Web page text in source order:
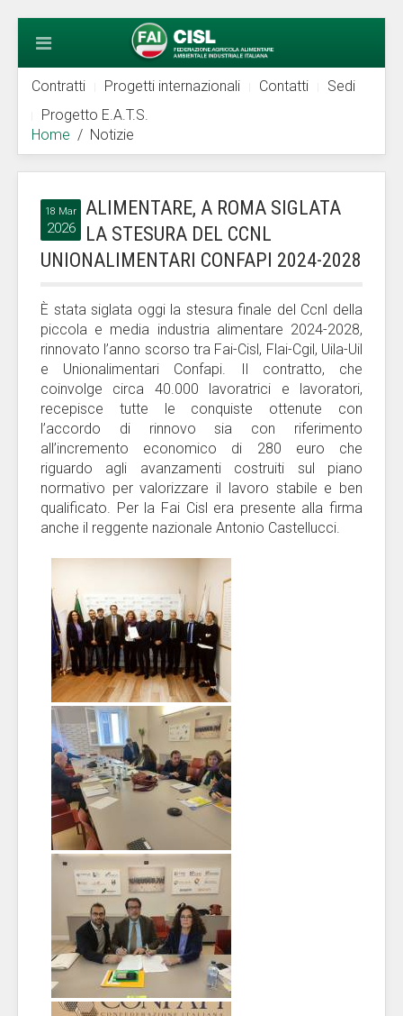
Contratti Progetti internazionali Contatti
Sedi
Progetto E.A.T.S.
Home
Notizie
18 Mar
2026
ALIMENTARE, A ROMA SIGLATA
LA STESURA DEL CCNL
UNIONALIMENTARI CONFAPI 2024-2028
È stata siglata oggi la stesura finale del Ccnl della
piccola e media industria alimentare 2024-2028,
rinnovato l’anno scorso tra Fai-Cisl, Flai-Cgil, Uila-Uil
e Unionalimentari Confapi. Il contratto, che
coinvolge circa 40.000 lavoratrici e lavoratori,
recepisce tutte le conquiste ottenute con
l’accordo di rinnovo sia con riferimento
all’incremento economico di 280 euro che
riguardo agli avanzamenti costruiti sul piano
normativo per valorizzare il lavoro stabile e ben
qualificato. Per la Fai Cisl era presente alla firma
anche il reggente nazionale Antonio Castellucci.